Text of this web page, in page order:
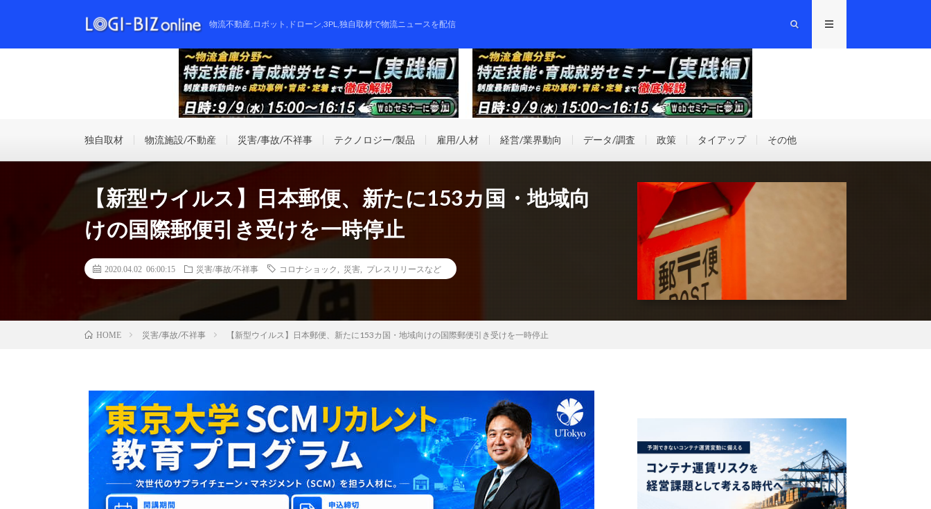
物流不動産,ロボット,ドローン,3PL,独自取材で物流ニュースを配信
独自取材 物流施設/不動産 災害/事故/不祥事 テクノロジー/製品 雇用/人材 経営/業界動向 データ/調査 政策 タイアップ その他
【新型ウイルス】日本郵便、新たに153カ国・地域向
けの国際郵便引き受けを一時停止
2020.04.02 06:00:15 災害/事故/不祥事 コロナショック 災害 プレスリリースなど
HOME 災害/事故/不祥事 【新型ウイルス】日本郵便、新たに153カ国・地域向けの国際郵便引き受けを一時停止